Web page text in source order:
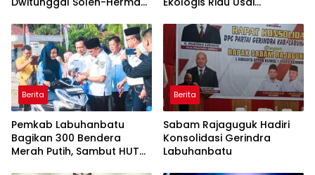
ke Pulau Rupat
Monyet, Harimau, dan
Beruang Terhadap Warga
Berita
Pemkab Labuhanbatu
Bagikan 300 Bendera
Merah Putih, Sambut HUT
Berita
Sabam Rajaguguk Hadiri
Konsolidasi Gerindra
Labuhanbatu